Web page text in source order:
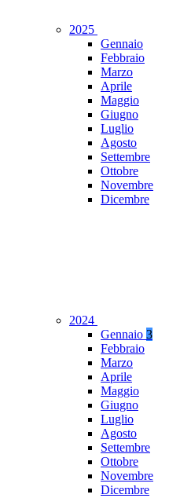
2025
Gennaio
Febbraio
Marzo
Aprile
Maggio
Giugno
Luglio
Agosto
Settembre
Ottobre
Novembre
Dicembre
2024
Gennaio 3
Febbraio
Marzo
Aprile
Maggio
Giugno
Luglio
Agosto
Settembre
Ottobre
Novembre
Dicembre